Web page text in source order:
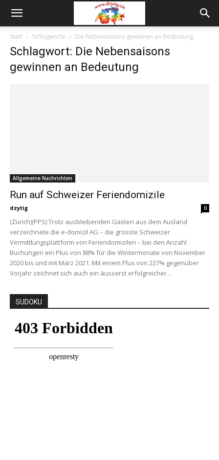
Start Schlagworte Die Nebensaisons gewinnen an Bedeutung
Schlagwort: Die Nebensaisons
gewinnen an Bedeutung
Allgemeine Nachrichten
Run auf Schweizer Feriendomizile
dzytig 0
(Zürich)(PPS) Trotz ausbleibenden Gästen aus dem Ausland
verzeichnete die e-domizil AG – die grösste Schweizer
Vermittlungsplattform von Feriendomizilen – bei den Anzahl
Buchungen ein Plus von 88% für die Wintermonate von November
2020 bis und mit März 2021. Mit einem Plus von 237% gegenüber
Vorjahr zeichnet sich auch ein äusserst erfolgreicher...
SUDOKU